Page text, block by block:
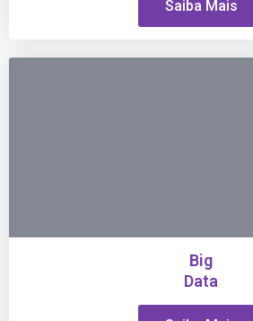
Saiba Mais
Big
Data